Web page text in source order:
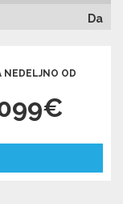
Da
NEDELJNO OD